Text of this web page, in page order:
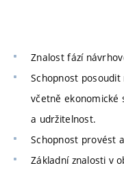
Znalost fází
Schopnost
včetně ekonomické
a udržitelnost.
Schopnost provést
Základní znalosti v